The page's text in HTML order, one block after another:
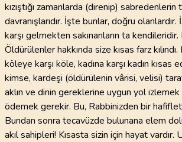
kızıştığı zamanlarda (direnip)
davranışlarıdır. İşte bunlar, doğru
karşı gelmekten sakınanların ta
Öldürülenler hakkında size kısas farz kılındı.
köleye karşı köle, kadına karşı kadın kısas
kimse, kardeşi (öldürülenin vârisi, velisi)
aklın ve dinin gereklerine uygun yol
ödemek gerekir. Bu, Rabbinizden bir
Bundan sonra tecavüzde bulunana elem
akıl sahipleri! Kısasta sizin için hayat vardır.